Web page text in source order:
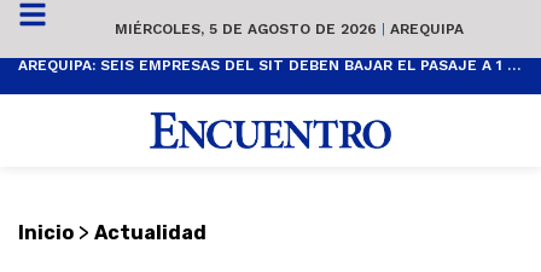
MIÉRCOLES, 5 DE AGOSTO DE 2026 | AREQUIPA
AREQUIPA: SEIS EMPRESAS DEL SIT DEBEN BAJAR EL PASAJE A 1 SOL
Inicio > Actualidad